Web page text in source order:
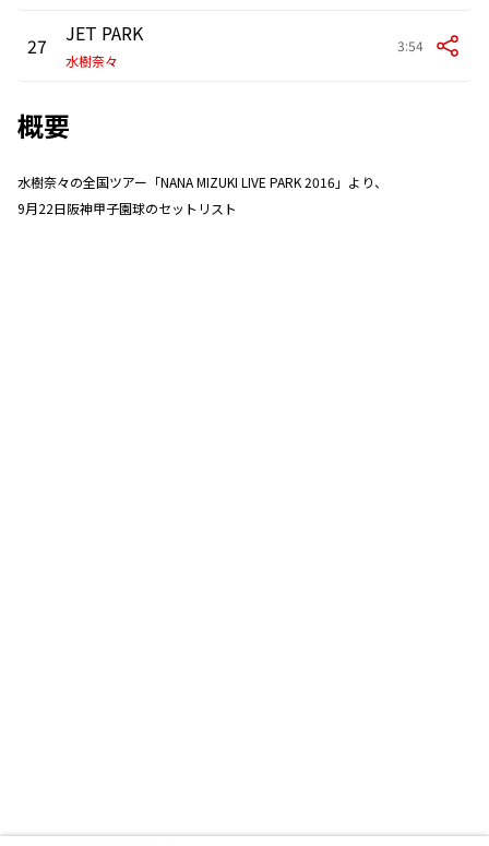
27 JET PARK
水樹奈々
3:54
概要
水樹奈々の全国ツアー「NANA MIZUKI LIVE PARK 2016」より、
9月22日阪神甲子園球のセットリスト